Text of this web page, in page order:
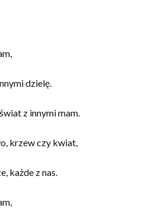
dzielę.
z innymi mam.
krzew czy kwiat,
każde z nas.